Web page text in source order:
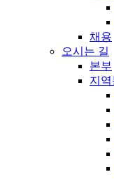
채용
오시는 길
본부
지